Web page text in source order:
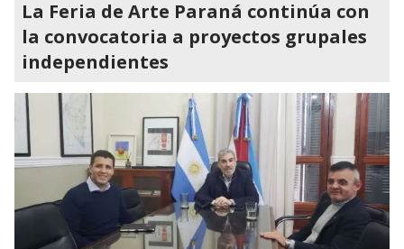
La Feria de Arte Paraná continúa con
la convocatoria a proyectos grupales
independientes